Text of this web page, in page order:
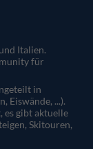
Italien.
für
in
Eiswände, ...).
es gibt aktuelle
Skitouren,